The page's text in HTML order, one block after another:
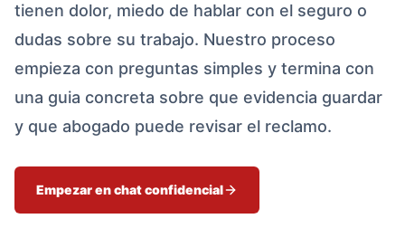
tienen dolor, miedo de hablar con el seguro o
dudas sobre su trabajo. Nuestro proceso
empieza con preguntas simples y termina con
una guia concreta sobre que evidencia guardar
y que abogado puede revisar el reclamo.
Empezar en chat confidencial